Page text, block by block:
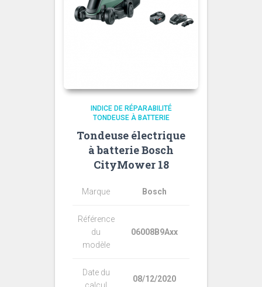
INDICE DE RÉPARABILITÉ
TONDEUSE À BATTERIE
Tondeuse électrique
à batterie Bosch
CityMower 18
Marque Bosch
Référence
du
modèle
06008B9Axx
Date du
08/12/2020